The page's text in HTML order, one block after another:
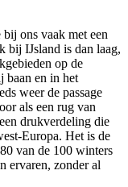
ons vaak met een
bij IJsland is dan laag,
op de
baan en in het
weer de passage
als een rug van
drukverdeling die
Europa. Het is de
van de 100 winters
ervaren, zonder al